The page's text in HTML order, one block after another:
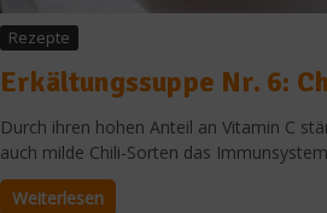
Rezepte
Erkältungssuppe Nr. 6:
Durch ihren hohen Anteil an Vitamin C
auch milde Chili-Sorten das
Weiterlesen